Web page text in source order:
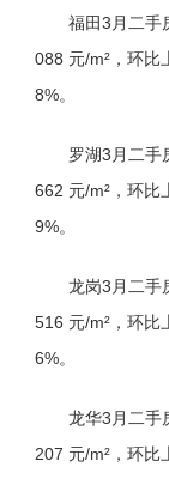
福田3月二手
088 元/m²，环比
8%。
罗湖3月二手
662 元/m²，环比
9%。
龙岗3月二手
516 元/m²，环比
6%。
龙华3月二手
207 元/m²，环比